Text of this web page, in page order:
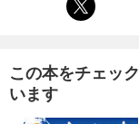
フォト
この本をチェッ
います